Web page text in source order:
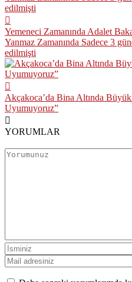
Yemeneci Zamanında Adalet
Yanmaz Zamanında Sadece 3
edilmişti
Akçakoca’da Bina Altında
Uyumuyoruz”
YORUMLAR